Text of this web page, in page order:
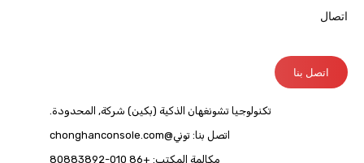
اتصال
اتصل بنا
تكنولوجيا تشونغهان الذكية (بكين) شركة, المحدودة.
اتصل بنا: توني@chonghanconsole.com
مكالمة المكتب: +86 010-80883892